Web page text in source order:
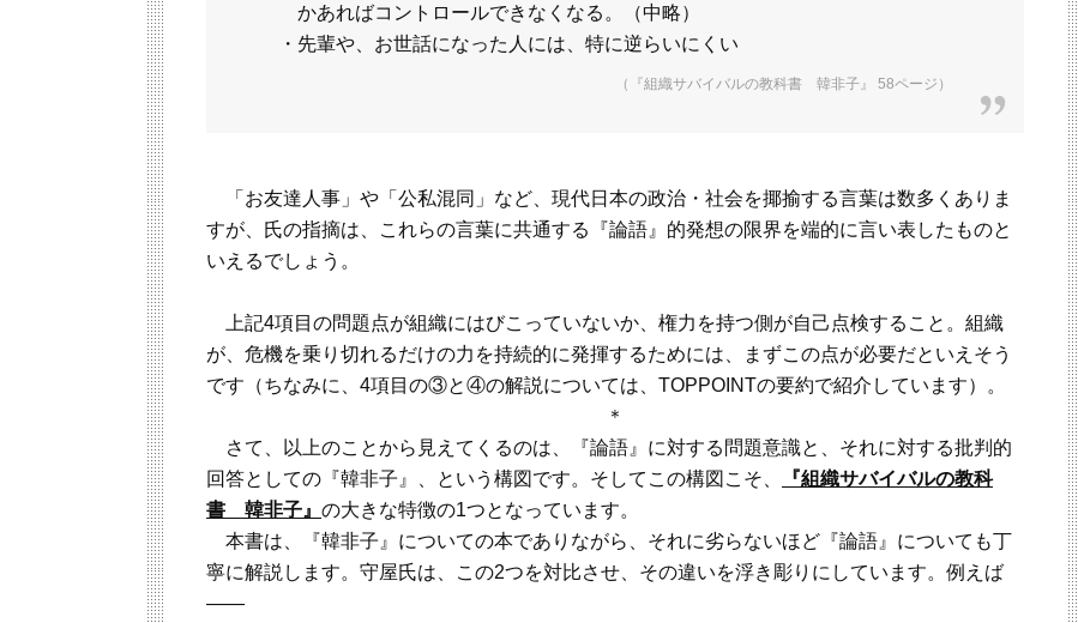
かあればコントロールできなくなる。（中略）
・先輩や、お世話になった人には、特に逆らいにくい
（『組織サバイバルの教科書 韓非子』 58ページ）
「お友達人事」や「公私混同」など、現代日本の政治・社会を揶揄する言葉は数多くありま
すが、氏の指摘は、これらの言葉に共通する『論語』的発想の限界を端的に言い表したものと
いえるでしょう。
上記4項目の問題点が組織にはびこっていないか、権力を持つ側が自己点検すること。組織
が、危機を乗り切れるだけの力を持続的に発揮するためには、まずこの点が必要だといえそう
です（ちなみに、4項目の③と④の解説については、TOPPOINTの要約で紹介しています）。
＊
さて、以上のことから見えてくるのは、『論語』に対する問題意識と、それに対する批判的
回答としての『韓非子』、という構図です。そしてこの構図こそ、
『組織サバイバルの教科
書 韓非子』 の大きな特徴の1つとなっています。
本書は、『韓非子』についての本でありながら、それに劣らないほど『論語』についても丁
寧に解説します。守屋氏は、この2つを対比させ、その違いを浮き彫りにしています。例えば
――